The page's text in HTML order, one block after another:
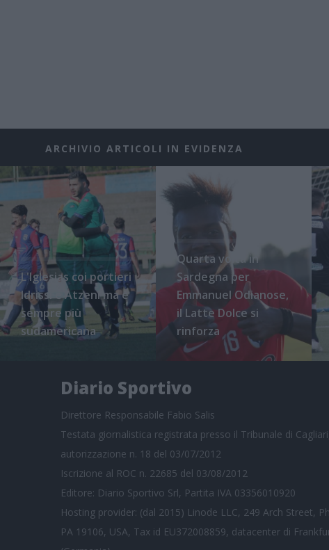
ARCHIVIO ARTICOLI IN EVIDENZA
L'Iglesias coi portieri
Idrissi e Atzeni ma è
sempre più
sudamericana
Quarta volta in
Sardegna per
Emmanuel Odianose,
il Latte Dolce si
rinforza
Diario Sportivo
Direttore Responsabile Fabio Salis
Testata giornalistica registrata presso il Tribunale di Cagliari,
autorizzazione n. 18 del 03/07/2012
Iscrizione al ROC n. 22685 del 03/08/2012
Editore: Diario Sportivo Srl, Partita IVA 03356010920
Hosting provider: (dal 2015) Linode LLC, 249 Arch Street,
PA 19106, USA, Tax id EU372008859, datacenter di